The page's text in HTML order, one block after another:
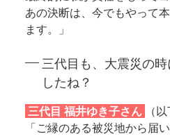
あの決断は、今でもやって
ます。」
三代目も、大震災の
したね？
三代目 福井ゆき子さん
（
「ご縁のある被災地から届